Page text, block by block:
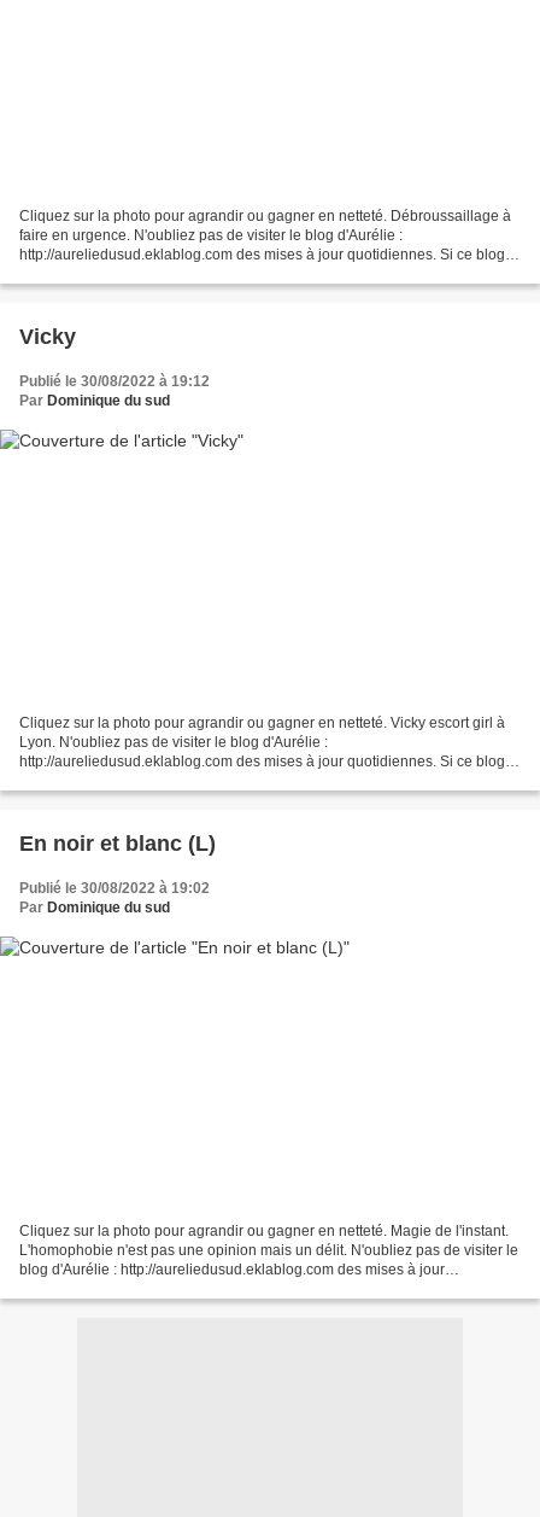
Cliquez sur la photo pour agrandir ou gagner en netteté. Débroussaillage à
faire en urgence. N'oubliez pas de visiter le blog d'Aurélie :
http://aureliedusud.eklablog.com des mises à jour quotidiennes. Si ce blog
Vicky
Publié le 30/08/2022 à 19:12
Par Dominique du sud
Cliquez sur la photo pour agrandir ou gagner en netteté. Vicky escort girl à
Lyon. N'oubliez pas de visiter le blog d'Aurélie :
http://aureliedusud.eklablog.com des mises à jour quotidiennes. Si ce blog
En noir et blanc (L)
Publié le 30/08/2022 à 19:02
Par Dominique du sud
Cliquez sur la photo pour agrandir ou gagner en netteté. Magie de l'instant.
L'homophobie n'est pas une opinion mais un délit. N'oubliez pas de visiter le
blog d'Aurélie : http://aureliedusud.eklablog.com des mises à jour